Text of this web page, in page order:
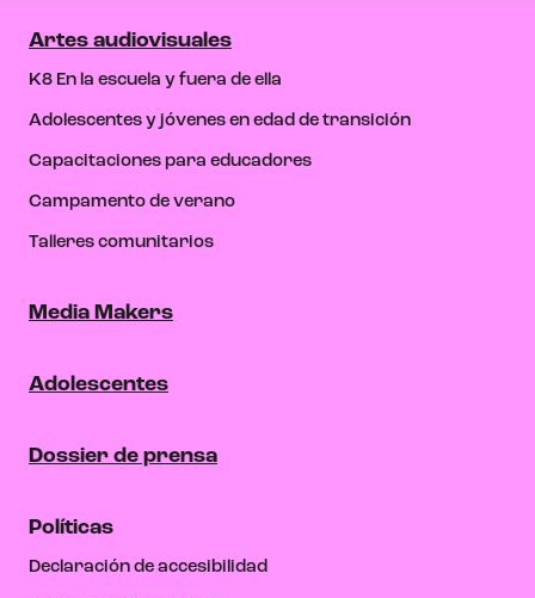
Artes audiovisuales
K8 En la escuela y fuera de ella
Adolescentes y jóvenes en edad de transición
Capacitaciones para educadores
Campamento de verano
Talleres comunitarios
Media Makers
Adolescentes
Dossier de prensa
Políticas
Declaración de accesibilidad